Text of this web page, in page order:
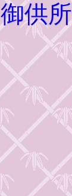
御供